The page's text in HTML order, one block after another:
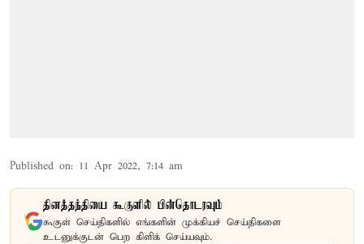
Published on: 11 Apr 2022, 7:14 am
தினத்தந்தியை கூகுளில் பின்தொடரவும்
கூகுள் செய்திகளில் எங்களின் முக்கியச் செய்திகளை
உடனுக்குடன் பெற கிளிக் செய்யவும்.